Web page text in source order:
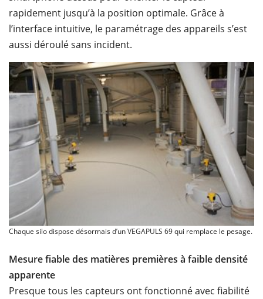
rapidement jusqu’à la position optimale. Grâce à
l’interface intuitive, le paramétrage des appareils s’est
aussi déroulé sans incident.
Chaque silo dispose désormais d’un VEGAPULS 69 qui remplace le pesage.
Mesure fiable des matières premières à faible densité
apparente
Presque tous les capteurs ont fonctionné avec fiabilité